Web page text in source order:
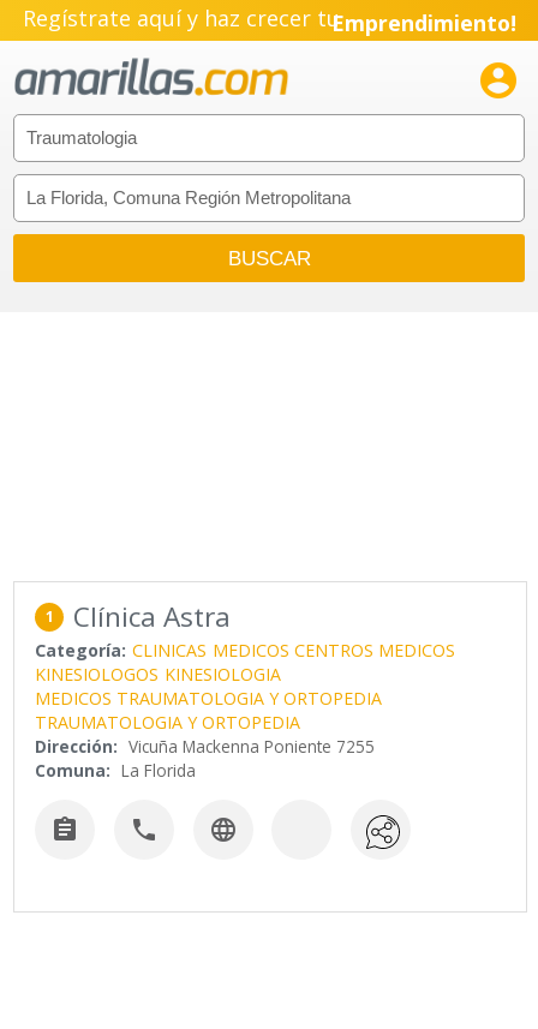
Regístrate aquí y haz crecer tuEmprendimiento!

1 Clínica Astra
Categoría: CLINICAS MEDICOS CENTROS MEDICOS
KINESIOLOGOS KINESIOLOGIA
MEDICOS TRAUMATOLOGIA Y ORTOPEDIA
TRAUMATOLOGIA Y ORTOPEDIA
Dirección: Vicuña Mackenna Poniente 7255
Comuna: La Florida
  